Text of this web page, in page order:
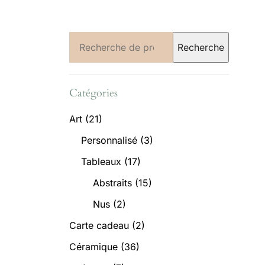
pour :
Recherche
Catégories
Art (21)
Personnalisé (3)
Tableaux (17)
Abstraits (15)
Nus (2)
Carte cadeau (2)
Céramique (36)